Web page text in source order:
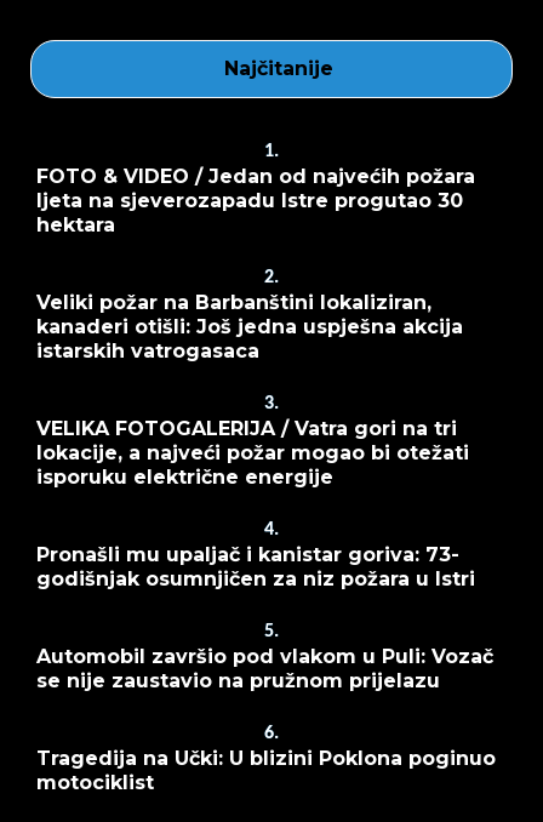
Najčitanije
1.
FOTO & VIDEO / Jedan od najvećih požara
ljeta na sjeverozapadu Istre progutao 30
hektara
2.
Veliki požar na Barbanštini lokaliziran,
kanaderi otišli: Još jedna uspješna akcija
istarskih vatrogasaca
3.
VELIKA FOTOGALERIJA / Vatra gori na tri
lokacije, a najveći požar mogao bi otežati
isporuku električne energije
4.
Pronašli mu upaljač i kanistar goriva: 73-
godišnjak osumnjičen za niz požara u Istri
5.
Automobil završio pod vlakom u Puli: Vozač
se nije zaustavio na pružnom prijelazu
6.
Tragedija na Učki: U blizini Poklona poginuo
motociklist